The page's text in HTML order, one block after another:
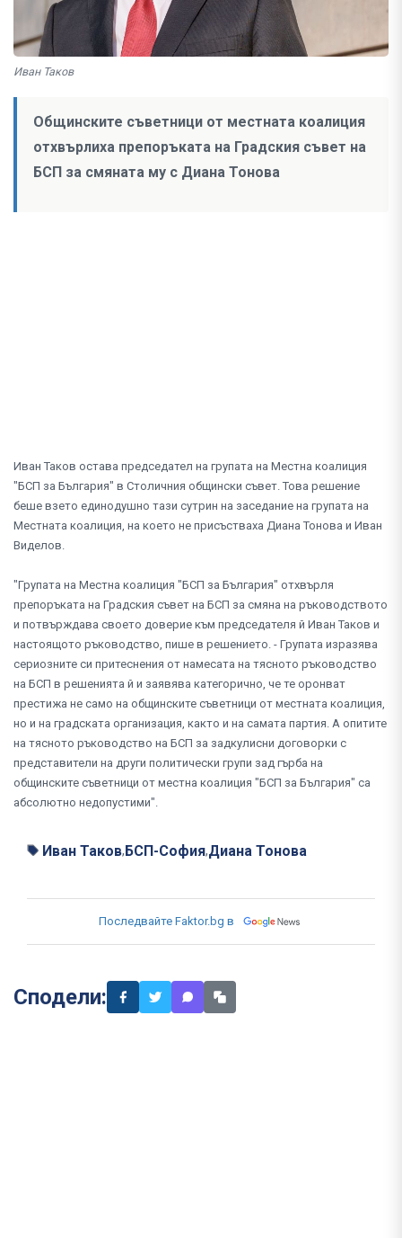
Иван Таков
Общинските съветници от местната коалиция
отхвърлиха препоръката на Градския съвет на
БСП за смяната му с Диана Тонова
Иван Таков остава председател на групата на Местна коалиция
"БСП за България" в Столичния общински съвет. Това решение
беше взето единодушно тази сутрин на заседание на групата на
Местната коалиция, на което не присъстваха Диана Тонова и Иван
Виделов.
"Групата на Местна коалиция "БСП за България" отхвърля
препоръката на Градския съвет на БСП за смяна на ръководството
и потвърждава своето доверие към председателя й Иван Таков и
настоящото ръководство, пише в решението. - Групата изразява
сериозните си притеснения от намесата на тясното ръководство
на БСП в решенията й и заявява категорично, че те оронват
престижа не само на общинските съветници от местната коалиция,
но и на градската организация, както и на самата партия. А опитите
на тясното ръководство на БСП за задкулисни договорки с
представители на други политически групи зад гърба на
общинските съветници от местна коалиция "БСП за България" са
абсолютно недопустими".
Иван Таков,БСП-София,Диана Тонова
Последвайте Faktor.bg в
Сподели: